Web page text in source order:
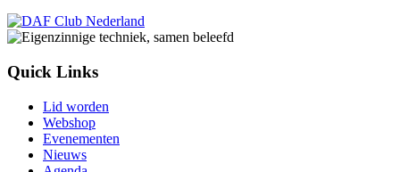
Quick Links
Lid worden
Webshop
Evenementen
Nieuws